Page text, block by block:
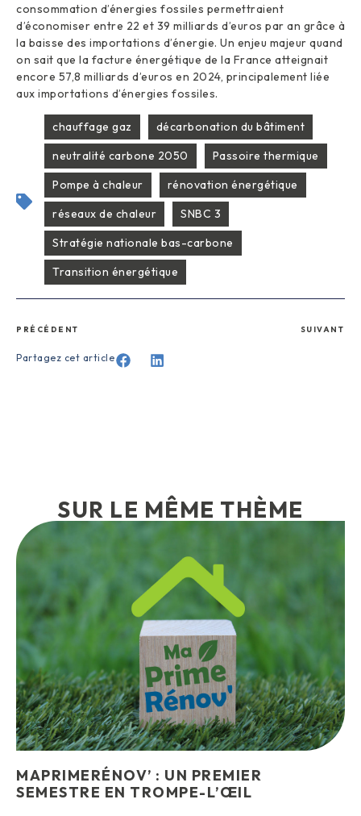
consommation d’énergies fossiles permettraient
d’économiser entre 22 et 39 milliards d’euros par an grâce à
la baisse des importations d’énergie. Un enjeu majeur quand
on sait que la facture énergétique de la France atteignait
encore 57,8 milliards d’euros en 2024, principalement liée
aux importations d’énergies fossiles.
chauffage gaz
décarbonation du bâtiment
neutralité carbone 2050
Passoire thermique
Pompe à chaleur
rénovation énergétique
réseaux de chaleur
SNBC 3
Stratégie nationale bas-carbone
Transition énergétique
PRÉCÉDENT SUIVANT
Partagez cet article
SUR LE MÊME THÈME
MAPRIMERÉNOV’ : UN PREMIER
SEMESTRE EN TROMPE-L’ŒIL